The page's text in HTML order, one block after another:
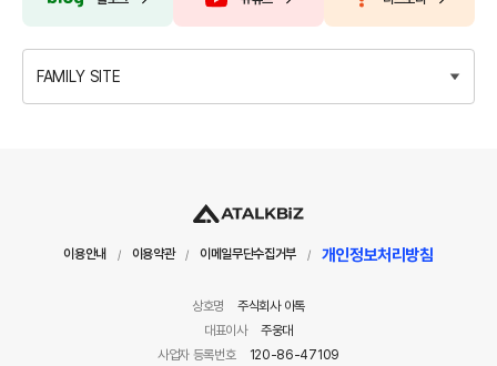
FAMILY SITE
이용안내 / 이용약관 / 이메일무단수집거부 / 개인정보처리방침
상호명
주식회사 아톡
대표이사
주웅대
사업자 등록번호
120-86-47109